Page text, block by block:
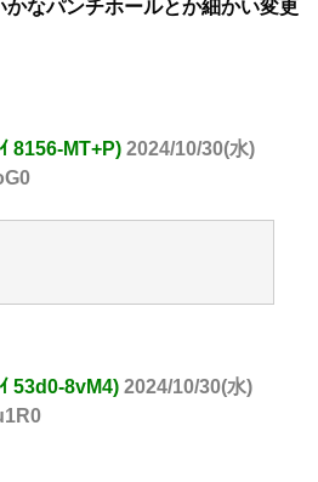
かなパンチホールとか細かい変更
8156-MT+P) 2024/10/30(水)
53d0-8vM4) 2024/10/30(水)